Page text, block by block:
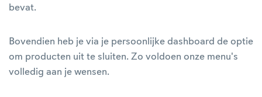
bevat.
Bovendien heb je via je persoonlijke dashboard de optie
om producten uit te sluiten. Zo voldoen onze menu's
volledig aan je wensen.